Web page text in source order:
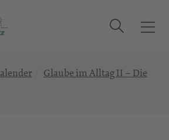
T
g
Suche
Glaube im Alltag II – Die